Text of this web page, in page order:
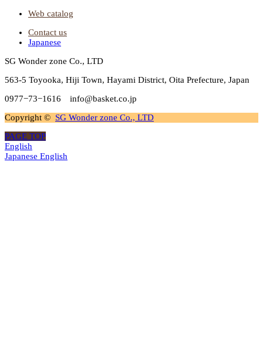
Web catalog
Contact us
Japanese
SG Wonder zone Co., LTD
563-5 Toyooka, Hiji Town, Hayami District, Oita Prefecture, Japan
0977−73−1616 info@basket.co.jp
Copyright © SG Wonder zone Co., LTD
PAGE TOP
English
Japanese English